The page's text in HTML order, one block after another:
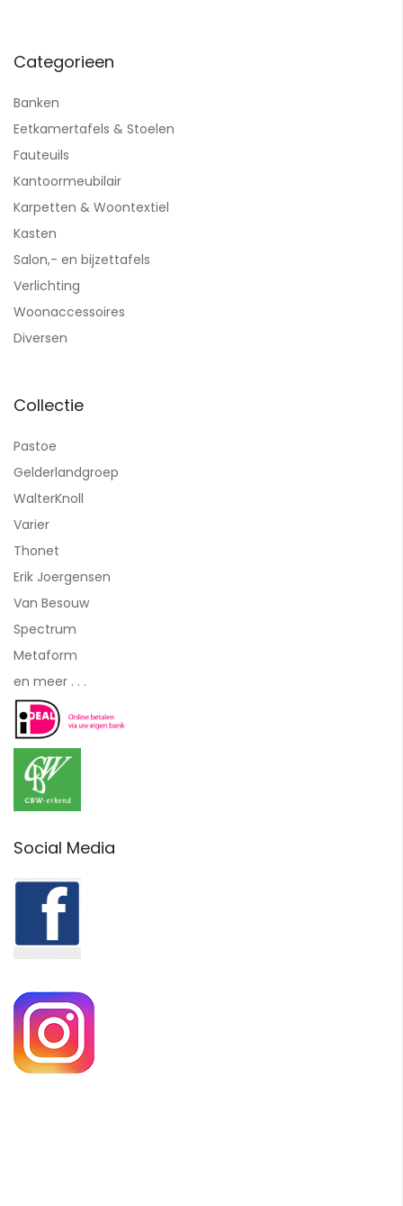
Categorieen
Banken
Eetkamertafels & Stoelen
Fauteuils
Kantoormeubilair
Karpetten & Woontextiel
Kasten
Salon,- en bijzettafels
Verlichting
Woonaccessoires
Diversen
Collectie
Pastoe
Gelderlandgroep
WalterKnoll
Varier
Thonet
Erik Joergensen
Van Besouw
Spectrum
Metaform
en meer . . .
Social Media